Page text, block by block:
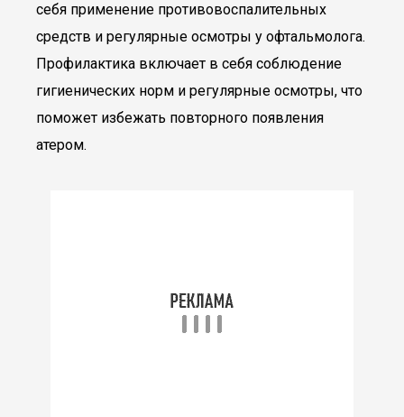
себя применение противовоспалительных
средств и регулярные осмотры у офтальмолога.
Профилактика включает в себя соблюдение
гигиенических норм и регулярные осмотры, что
поможет избежать повторного появления
атером.